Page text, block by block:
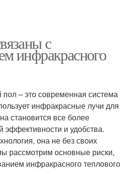
с
инфракрасного
– это современная система
инфракрасные лучи для
становится все более
эффективности и удобства.
она не без своих
рассмотрим основные риски,
инфракрасного теплового